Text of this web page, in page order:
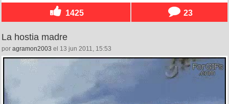
1425 23
La hostia madre
por agramon2003 el 13 jun 2011, 15:53